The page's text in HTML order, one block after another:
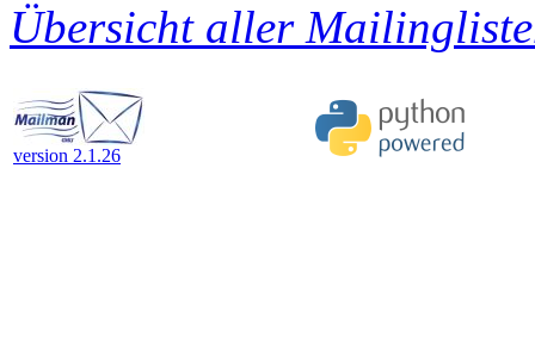
Übersicht aller
version 2.1.26